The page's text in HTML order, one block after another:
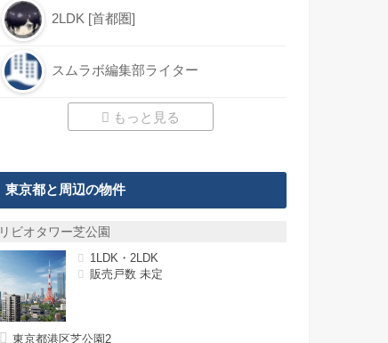
2LDK [首都圏]
スムラボ編集部ライター
もっと見る
東京都と周辺の物件
リビオタワー芝公園
1LDK・2LDK
販売戸数 未定
東京都港区芝公園2